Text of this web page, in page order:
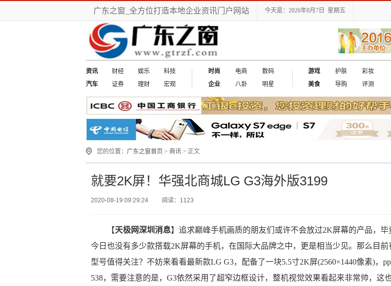
广东之窗_全方位打造本地企业资讯门户网站 今天是：2026年8月7日 星期五
资讯 财经 娱乐
科技
汽车
证券 理财 宏观
时尚 电商
数码
企业
八卦 明星
游戏 护肤
彩妆
美食
导购 评测
您的位置： 广东之窗首页 > 商讯 > 正文
就要2K屏！华强北商城LG G3海外版3199
2020-08-19 09:29:24 阅读：1123
【天极网深圳消息】追求巅峰手机画质的朋友们或许不会放过2K屏幕的产品，毕
今日也没有多少款搭载2K屏幕的手机，在国际大品牌之中，更是相当少见。那么目前
型号值得关注？不妨来看看最新款LG G3，配备了一块5.5寸2K屏(2560×1440像素)，
538，需要注意的是，G3依然采用了超窄边框设计，整机视觉效果看起来非常帅，这